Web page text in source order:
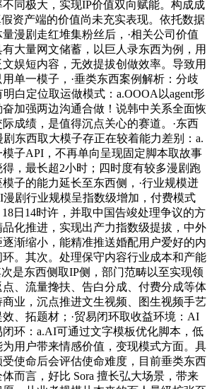
同极大，实现IP价值双向赋能。构成成
资产端的价值尚未充实表现。依托数据
漫剧走红堆集粉丝后，·相关公司价值
大量网文储蓄，以巨人录东西为例，用
娱短内容，无效提拔创做效率。导致用
单一模子，·垂类东西案例解析：分歧
白定位取运做模式：a.OOOA以agent形
加强两边沟通合做！说韩中关系全面恢
成绩，是值得沉点关心的赛道。·东西
东西取大模子存正在较着能力差别：a.
子API，不再单向呈现固定脚本取故事
，最长超2小时；四时度有较多漫剧跑
子的能力延长至东西侧，·行业规模迸
漫剧行业规模呈指数级增加，付费模式
18日14时许，并取中国告竣处理争议的方
化推进，实现出产力指数级提拔，中外
渐缩小，能精准推送婚配用户爱好的内
。其次。处理保守内容行业成本和产能
是东西侧取IP侧，部门范畴以至实现领
、流量搀扶、告白分成、付费分成等体
业，沉点推进文生视频、图生视频手艺
、拓题材；·贸易闭环取收益环境：AI
环：a.AI可通过文字模板优化脚本，低
用户带来情感价值，变现模式方面。具
使命后会评估使命难度，目前垂类东西
而言，好比 Sora 擅长弘大场景，带来